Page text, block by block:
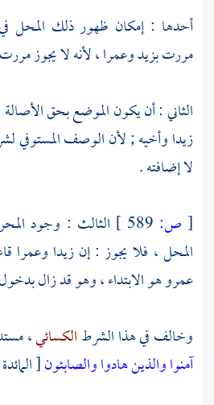
أحدها : إمكان ظهور ذلك المحل
مررت بزيد وعمرا ، لأنه لا يجوز
الثاني : أن يكون الموضع بحق
زيدا وأخيه ; لأن الوصف المستوفي
لا إضافته .
[ ص:
الثالث : وجود
المحل ، فلا يجوز : إن زيدا وعمرا
عمرو هو الابتداء ، وهو قد زال
وخالف في هذا الشرطالكسائي،
آمنوا والذين هادوا والصابئون[ المائدة : 69 ] .